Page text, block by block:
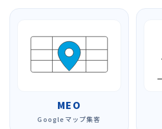
MEO
Googleマップ集客